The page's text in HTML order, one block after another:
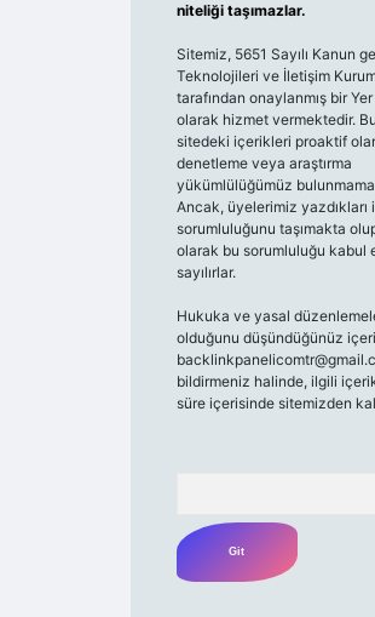
niteliği taşımazlar.
Sitemiz, 5651 Sayılı Kanun
Teknolojileri ve İletişim
tarafından onaylanmış bir Yer
olarak hizmet vermektedir.
sitedeki içerikleri proaktif
denetleme veya araştırma
yükümlülüğümüz
Ancak, üyelerimiz yazdıkları
sorumluluğunu taşımakta
olarak bu sorumluluğu kabul
sayılırlar.
Hukuka ve yasal
olduğunu düşündüğünüz
bildirmeniz halinde, ilgili
süre içerisinde sitemizden